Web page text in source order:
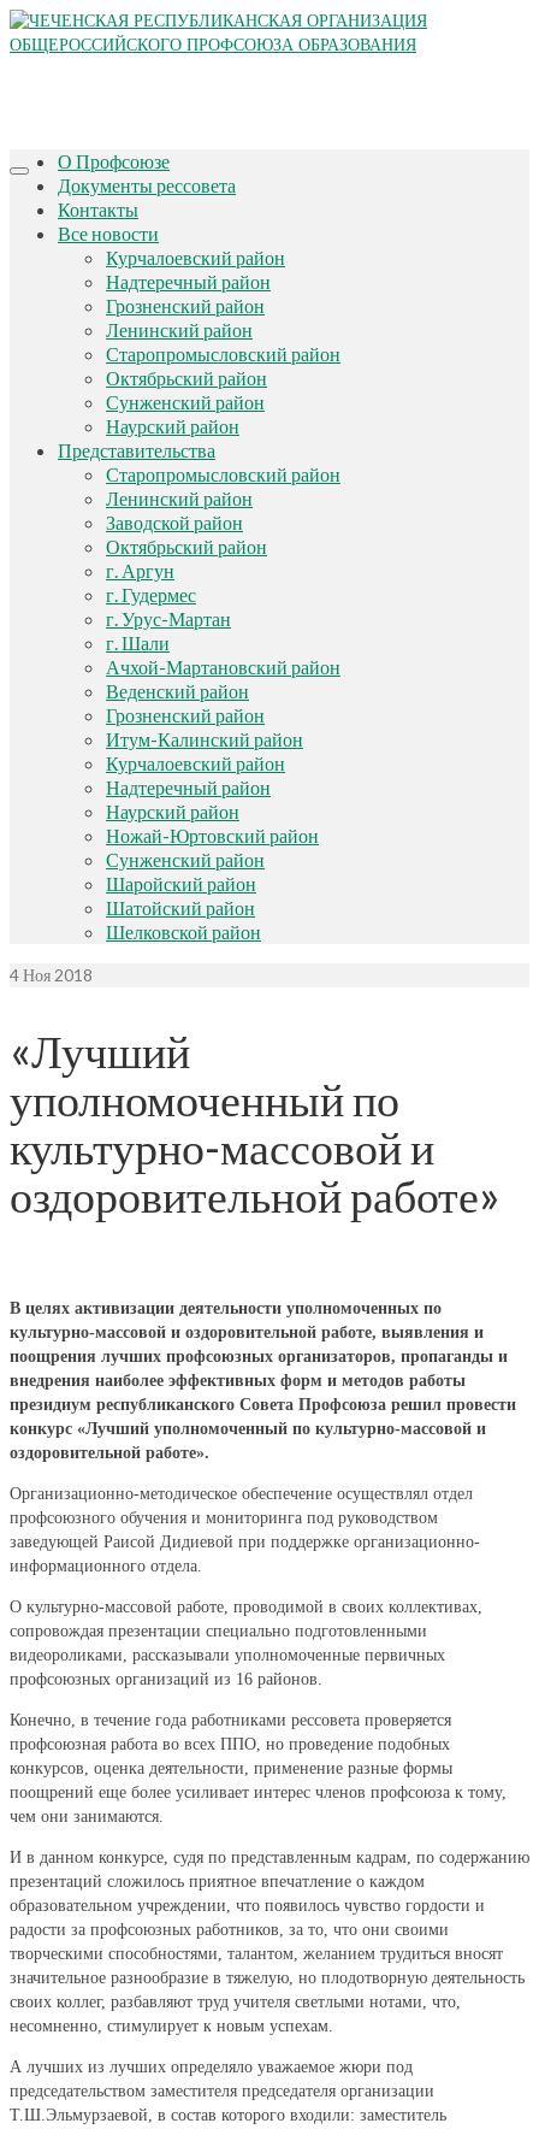
О Профсоюзе
Документы рессовета
Контакты
Все новости
Курчалоевский район
Надтеречный район
Грозненский район
Ленинский район
Старопромысловский район
Октябрьский район
Сунженский район
Наурский район
Представительства
Старопромысловский район
Ленинский район
Заводской район
Октябрьский район
г. Аргун
г. Гудермес
г. Урус-Мартан
г. Шали
Ачхой-Мартановский район
Веденский район
Грозненский район
Итум-Калинский район
Курчалоевский район
Надтеречный район
Наурский район
Ножай-Юртовский район
Сунженский район
Шаройский район
Шатойский район
Шелковской район
4Ноя 2018
«Лучший
уполномоченный по
культурно-массовой и
оздоровительной работе»
В целях активизации деятельности уполномоченных по
культурно-массовой и оздоровительной работе, выявления и
поощрения лучших профсоюзных организаторов, пропаганды и
внедрения наиболее эффективных форм и методов работы
президиум республиканского Совета Профсоюза решил провести
конкурс «Лучший уполномоченный по культурно-массовой и
оздоровительной работе».
Организационно-методическое обеспечение осуществлял отдел
профсоюзного обучения и мониторинга под руководством
заведующей Раисой Дидиевой при поддержке организационно-
информационного отдела.
О культурно-массовой работе, проводимой в своих коллективах,
сопровождая презентации специально подготовленными
видеороликами, рассказывали уполномоченные первичных
профсоюзных организаций из 16 районов.
Конечно, в течение года работниками рессовета проверяется
профсоюзная работа во всех ППО, но проведение подобных
конкурсов, оценка деятельности, применение разные формы
поощрений еще более усиливает интерес членов профсоюза к тому,
чем они занимаются.
И в данном конкурсе, судя по представленным кадрам, по содержанию
презентаций сложилось приятное впечатление о каждом
образовательном учреждении, что появилось чувство гордости и
радости за профсоюзных работников, за то, что они своими
творческими способностями, талантом, желанием трудиться вносят
значительное разнообразие в тяжелую, но плодотворную деятельность
своих коллег, разбавляют труд учителя светлыми нотами, что,
несомненно, стимулирует к новым успехам.
А лучших из лучших определяло уважаемое жюри под
председательством заместителя председателя организации
Т.Ш.Эльмурзаевой, в состав которого входили: заместитель